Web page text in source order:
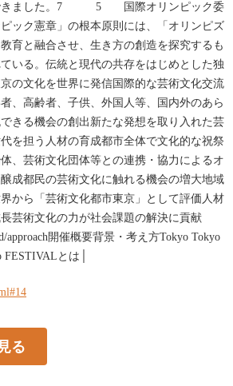
できました。7 5 国際オリンピック委
ック憲章」の根本原則には、「オリンピズ
育と融合させ、生き方の創造を探究するも
いる。伝統と現代の共存をはじめとした独
の文化を世界に発信国際的な芸術文化交流
、高齢者、子供、外国人等、国内外のあら
きる機会の創出新たな発想を取り入れた芸
を担う人材の育成都市全体で文化的な祝祭
、芸術文化団体等との連携・協力によるオ
成都民の芸術文化に触れる機会の増大地域
から「芸術文化都市東京」として評価人材
芸術文化の力が社会課題の解決に貢献
approach開催概要背景・考え方Tokyo Tokyo
FESTIVALとは│
る